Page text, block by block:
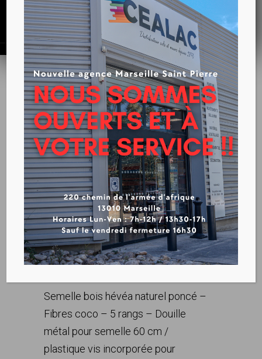
BALAIS CHANTIER COCO
Balai de chantier Coco
Balayage extérieur
Semelle bois hévéa naturel poncé –
Fibres coco – 5 rangs – Douille
métal pour semelle 60 cm /
plastique vis incorporée pour